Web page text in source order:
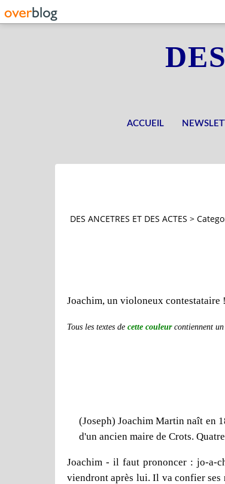
ACCUEIL
DES ANCETRES ET DES ACTES >
Joachim, un violoneux contestataire !
Tous les textes de cette couleurcontiennent un
(Joseph) Joachim Martin naît en
d'un ancien maire de Crots.
Joachim - il faut prononcer : jo-a-
viendront après lui. Il va confier ses